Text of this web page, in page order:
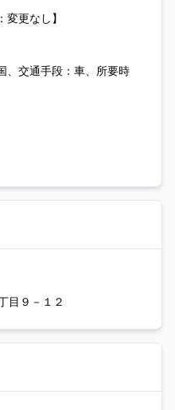
変更なし】
交通手段：車、所要時
目９－１２